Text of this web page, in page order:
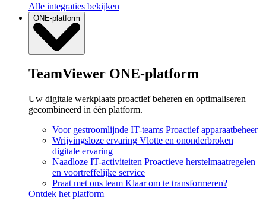
Alle integraties bekijken
ONE-platform
TeamViewer ONE-platform
Uw digitale werkplaats proactief beheren en optimaliseren
gecombineerd in één platform.
Voor gestroomlijnde IT-teams Proactief apparaatbeheer
Wrijvingsloze ervaring Vlotte en ononderbroken
digitale ervaring
Naadloze IT-activiteiten Proactieve herstelmaatregelen
en voortreffelijke service
Praat met ons team Klaar om te transformeren?
Ontdek het platform